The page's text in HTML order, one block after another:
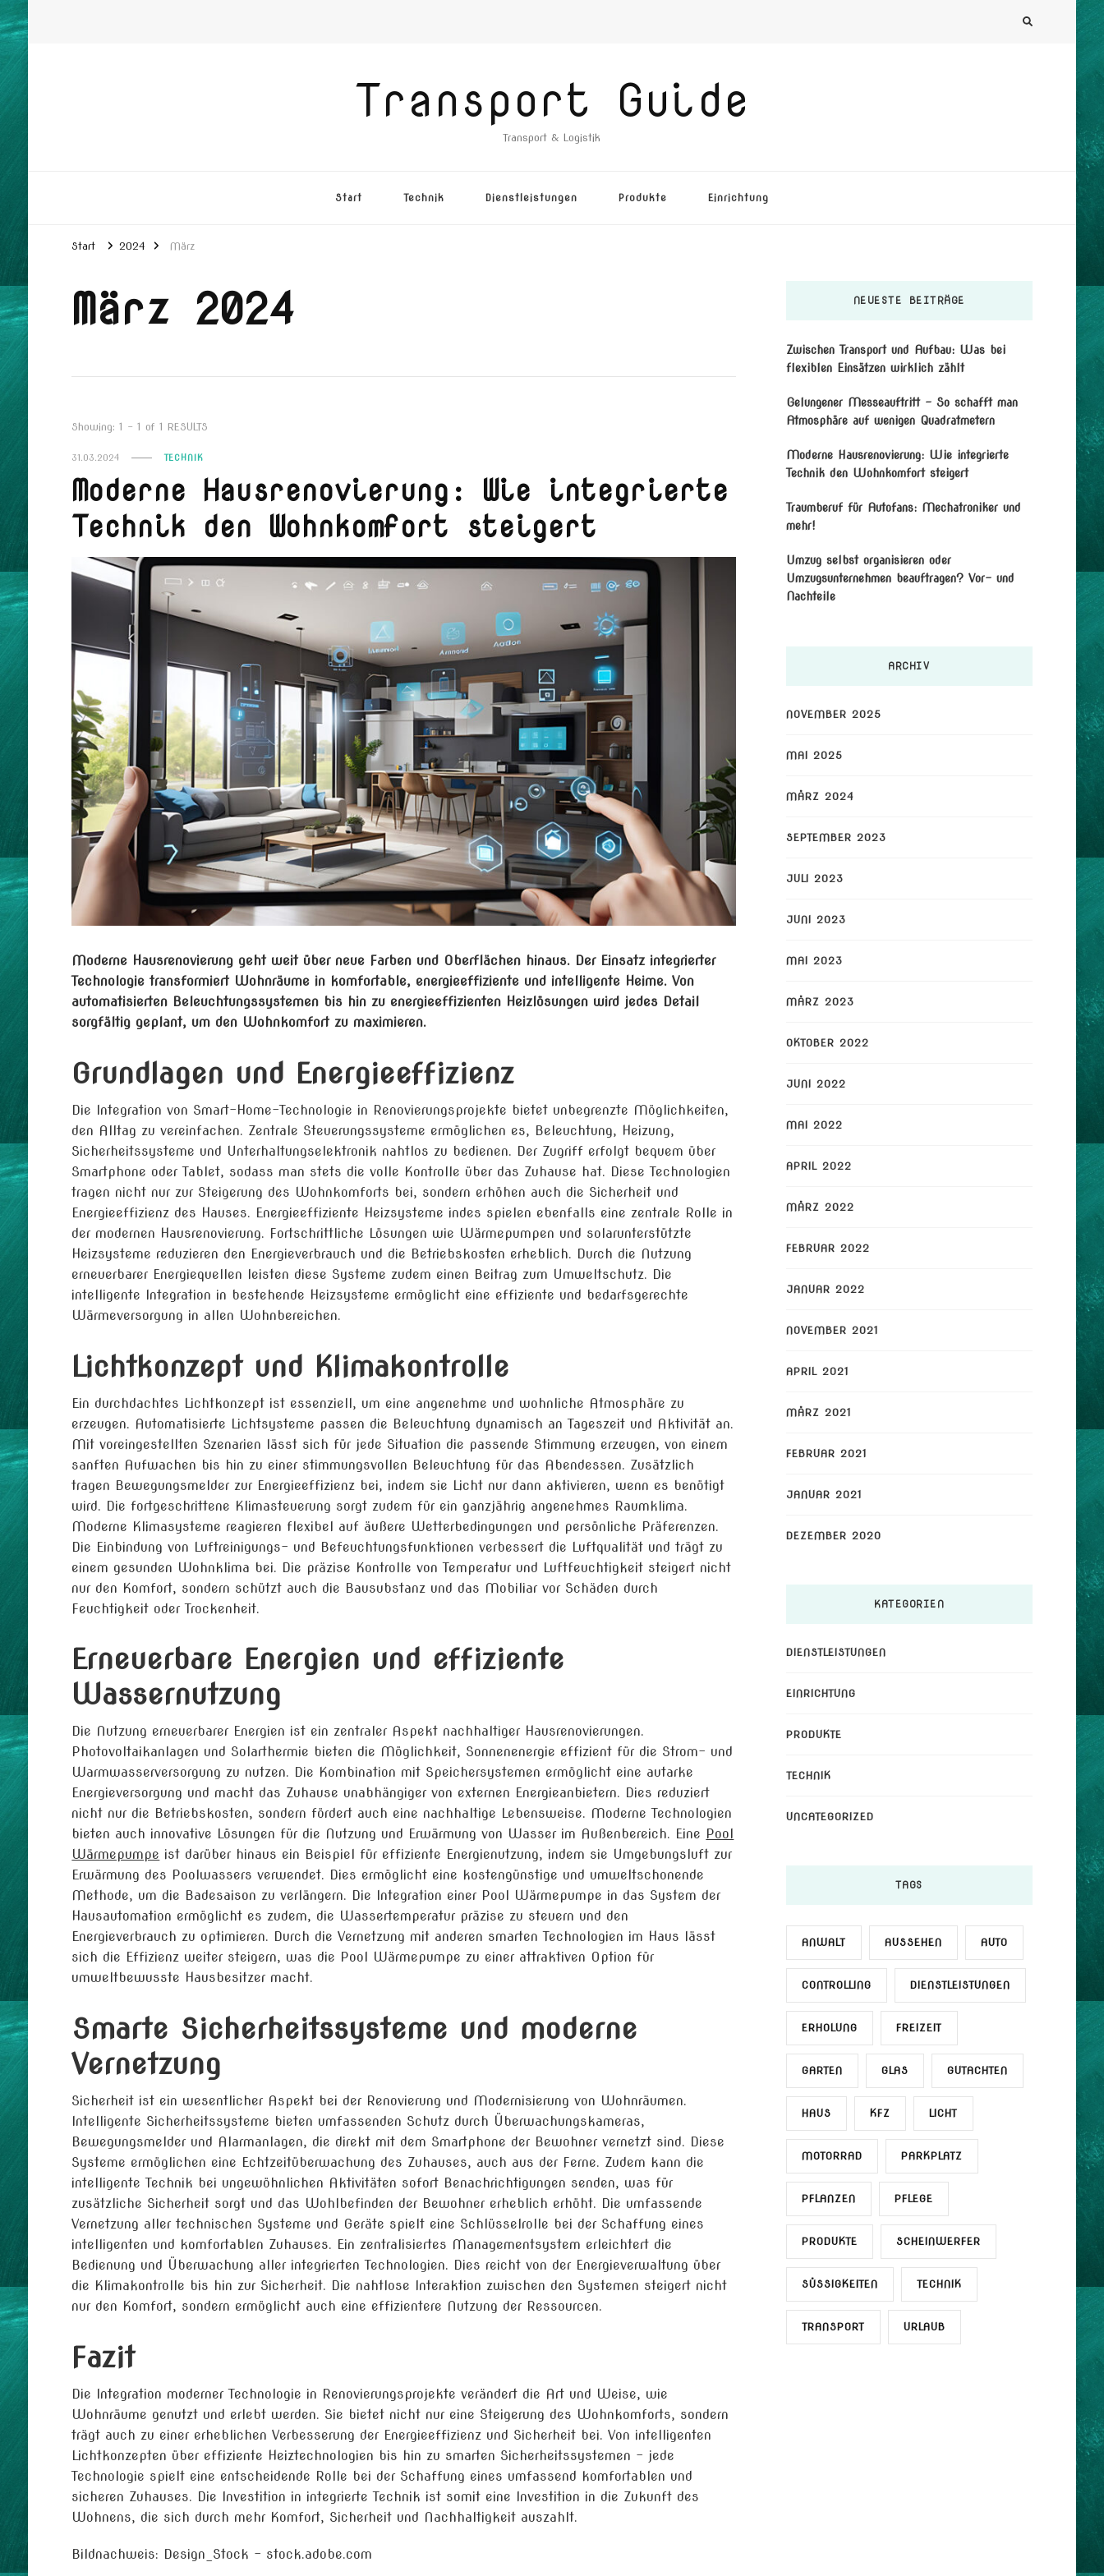
Transport Guide
Transport & Logistik
Start Technik Dienstleistungen Produkte Einrichtung
Start 2024 März
März 2024
Showing: 1 - 1 of 1 RESULTS
31.03.2024 TECHNIK
Moderne Hausrenovierung: Wie integrierte
Technik den Wohnkomfort steigert
Moderne Hausrenovierung geht weit über neue Farben und Oberflächen hinaus. Der Einsatz integrierter
Technologie transformiert Wohnräume in komfortable, energieeffiziente und intelligente Heime. Von
automatisierten Beleuchtungssystemen bis hin zu energieeffizienten Heizlösungen wird jedes Detail
sorgfältig geplant, um den Wohnkomfort zu maximieren.
Grundlagen und Energieeffizienz
Die Integration von Smart-Home-Technologie in Renovierungsprojekte bietet unbegrenzte Möglichkeiten,
den Alltag zu vereinfachen. Zentrale Steuerungssysteme ermöglichen es, Beleuchtung, Heizung,
Sicherheitssysteme und Unterhaltungselektronik nahtlos zu bedienen. Der Zugriff erfolgt bequem über
Smartphone oder Tablet, sodass man stets die volle Kontrolle über das Zuhause hat. Diese Technologien
tragen nicht nur zur Steigerung des Wohnkomforts bei, sondern erhöhen auch die Sicherheit und
Energieeffizienz des Hauses. Energieeffiziente Heizsysteme indes spielen ebenfalls eine zentrale Rolle in
der modernen Hausrenovierung. Fortschrittliche Lösungen wie Wärmepumpen und solarunterstützte
Heizsysteme reduzieren den Energieverbrauch und die Betriebskosten erheblich. Durch die Nutzung
erneuerbarer Energiequellen leisten diese Systeme zudem einen Beitrag zum Umweltschutz. Die
intelligente Integration in bestehende Heizsysteme ermöglicht eine effiziente und bedarfsgerechte
Wärmeversorgung in allen Wohnbereichen.
Lichtkonzept und Klimakontrolle
Ein durchdachtes Lichtkonzept ist essenziell, um eine angenehme und wohnliche Atmosphäre zu
erzeugen. Automatisierte Lichtsysteme passen die Beleuchtung dynamisch an Tageszeit und Aktivität an.
Mit voreingestellten Szenarien lässt sich für jede Situation die passende Stimmung erzeugen, von einem
sanften Aufwachen bis hin zu einer stimmungsvollen Beleuchtung für das Abendessen. Zusätzlich
tragen Bewegungsmelder zur Energieeffizienz bei, indem sie Licht nur dann aktivieren, wenn es benötigt
wird. Die fortgeschrittene Klimasteuerung sorgt zudem für ein ganzjährig angenehmes Raumklima.
Moderne Klimasysteme reagieren flexibel auf äußere Wetterbedingungen und persönliche Präferenzen.
Die Einbindung von Luftreinigungs- und Befeuchtungsfunktionen verbessert die Luftqualität und trägt zu
einem gesunden Wohnklima bei. Die präzise Kontrolle von Temperatur und Luftfeuchtigkeit steigert nicht
nur den Komfort, sondern schützt auch die Bausubstanz und das Mobiliar vor Schäden durch
Feuchtigkeit oder Trockenheit.
Erneuerbare Energien und effiziente
Wassernutzung
Die Nutzung erneuerbarer Energien ist ein zentraler Aspekt nachhaltiger Hausrenovierungen.
Photovoltaikanlagen und Solarthermie bieten die Möglichkeit, Sonnenenergie effizient für die Strom- und
Warmwasserversorgung zu nutzen. Die Kombination mit Speichersystemen ermöglicht eine autarke
Energieversorgung und macht das Zuhause unabhängiger von externen Energieanbietern. Dies reduziert
nicht nur die Betriebskosten, sondern fördert auch eine nachhaltige Lebensweise. Moderne Technologien
bieten auch innovative Lösungen für die Nutzung und Erwärmung von Wasser im Außenbereich. Eine Pool
Wärmepumpe ist darüber hinaus ein Beispiel für effiziente Energienutzung, indem sie Umgebungsluft zur
Erwärmung des Poolwassers verwendet. Dies ermöglicht eine kostengünstige und umweltschonende
Methode, um die Badesaison zu verlängern. Die Integration einer Pool Wärmepumpe in das System der
Hausautomation ermöglicht es zudem, die Wassertemperatur präzise zu steuern und den
Energieverbrauch zu optimieren. Durch die Vernetzung mit anderen smarten Technologien im Haus lässt
sich die Effizienz weiter steigern, was die Pool Wärmepumpe zu einer attraktiven Option für
umweltbewusste Hausbesitzer macht.
Smarte Sicherheitssysteme und moderne
Vernetzung
Sicherheit ist ein wesentlicher Aspekt bei der Renovierung und Modernisierung von Wohnräumen.
Intelligente Sicherheitssysteme bieten umfassenden Schutz durch Überwachungskameras,
Bewegungsmelder und Alarmanlagen, die direkt mit dem Smartphone der Bewohner vernetzt sind. Diese
Systeme ermöglichen eine Echtzeitüberwachung des Zuhauses, auch aus der Ferne. Zudem kann die
intelligente Technik bei ungewöhnlichen Aktivitäten sofort Benachrichtigungen senden, was für
zusätzliche Sicherheit sorgt und das Wohlbefinden der Bewohner erheblich erhöht. Die umfassende
Vernetzung aller technischen Systeme und Geräte spielt eine Schlüsselrolle bei der Schaffung eines
intelligenten und komfortablen Zuhauses. Ein zentralisiertes Managementsystem erleichtert die
Bedienung und Überwachung aller integrierten Technologien. Dies reicht von der Energieverwaltung über
die Klimakontrolle bis hin zur Sicherheit. Die nahtlose Interaktion zwischen den Systemen steigert nicht
nur den Komfort, sondern ermöglicht auch eine effizientere Nutzung der Ressourcen.
Fazit
Die Integration moderner Technologie in Renovierungsprojekte verändert die Art und Weise, wie
Wohnräume genutzt und erlebt werden. Sie bietet nicht nur eine Steigerung des Wohnkomforts, sondern
trägt auch zu einer erheblichen Verbesserung der Energieeffizienz und Sicherheit bei. Von intelligenten
Lichtkonzepten über effiziente Heiztechnologien bis hin zu smarten Sicherheitssystemen – jede
Technologie spielt eine entscheidende Rolle bei der Schaffung eines umfassend komfortablen und
sicheren Zuhauses. Die Investition in integrierte Technik ist somit eine Investition in die Zukunft des
Wohnens, die sich durch mehr Komfort, Sicherheit und Nachhaltigkeit auszahlt.
Bildnachweis: Design_Stock – stock.adobe.com
NEUESTE BEITRÄGE
Zwischen Transport und Aufbau: Was bei
flexiblen Einsätzen wirklich zählt
Gelungener Messeauftritt – So schafft man
Atmosphäre auf wenigen Quadratmetern
Moderne Hausrenovierung: Wie integrierte
Technik den Wohnkomfort steigert
Traumberuf für Autofans: Mechatroniker und
mehr!
Umzug selbst organisieren oder
Umzugsunternehmen beauftragen? Vor- und
Nachteile
ARCHIV
NOVEMBER 2025
MAI 2025
MÄRZ 2024
SEPTEMBER 2023
JULI 2023
JUNI 2023
MAI 2023
MÄRZ 2023
OKTOBER 2022
JUNI 2022
MAI 2022
APRIL 2022
MÄRZ 2022
FEBRUAR 2022
JANUAR 2022
NOVEMBER 2021
APRIL 2021
MÄRZ 2021
FEBRUAR 2021
JANUAR 2021
DEZEMBER 2020
KATEGORIEN
DIENSTLEISTUNGEN
EINRICHTUNG
PRODUKTE
TECHNIK
UNCATEGORIZED
TAGS
ANWALT AUSSEHEN AUTO
CONTROLLING DIENSTLEISTUNGEN
ERHOLUNG FREIZEIT
GARTEN GLAS GUTACHTEN
HAUS KFZ LICHT
MOTORRAD PARKPLATZ
PFLANZEN PFLEGE
PRODUKTE SCHEINWERFER
SÜSSIGKEITEN TECHNIK
TRANSPORT URLAUB